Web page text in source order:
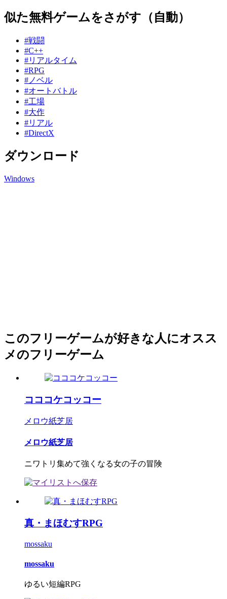
似た無料ゲームをさがす（自動）
#戦闘
#C++
#リアルタイム
#RPG
#ノベル
#オートバトル
#工場
#大作
#リアル
#DirectX
ダウンロード
Windows
このフリーゲームが好きな人にオスス
メのフリーゲーム
コココケコッコー
メロウ紙芝居
メロウ紙芝居
ニワトリ集めて強くなる女の子の冒険
真・まほむすRPG
mossaku
mossaku
ゆるい短編RPG